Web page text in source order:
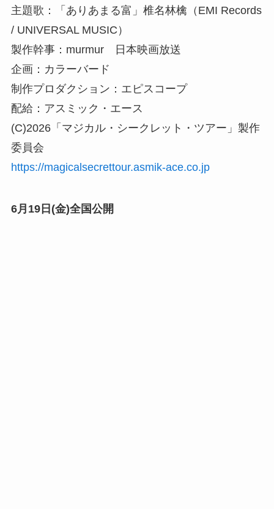
主題歌：「ありあまる富」椎名林檎（EMI Records
/ UNIVERSAL MUSIC）
製作幹事：murmur 日本映画放送
企画：カラーバード
制作プロダクション：エピスコープ
配給：アスミック・エース
(C)2026「マジカル・シークレット・ツアー」製作
委員会
https://magicalsecrettour.asmik-ace.co.jp
6月19日(金)全国公開